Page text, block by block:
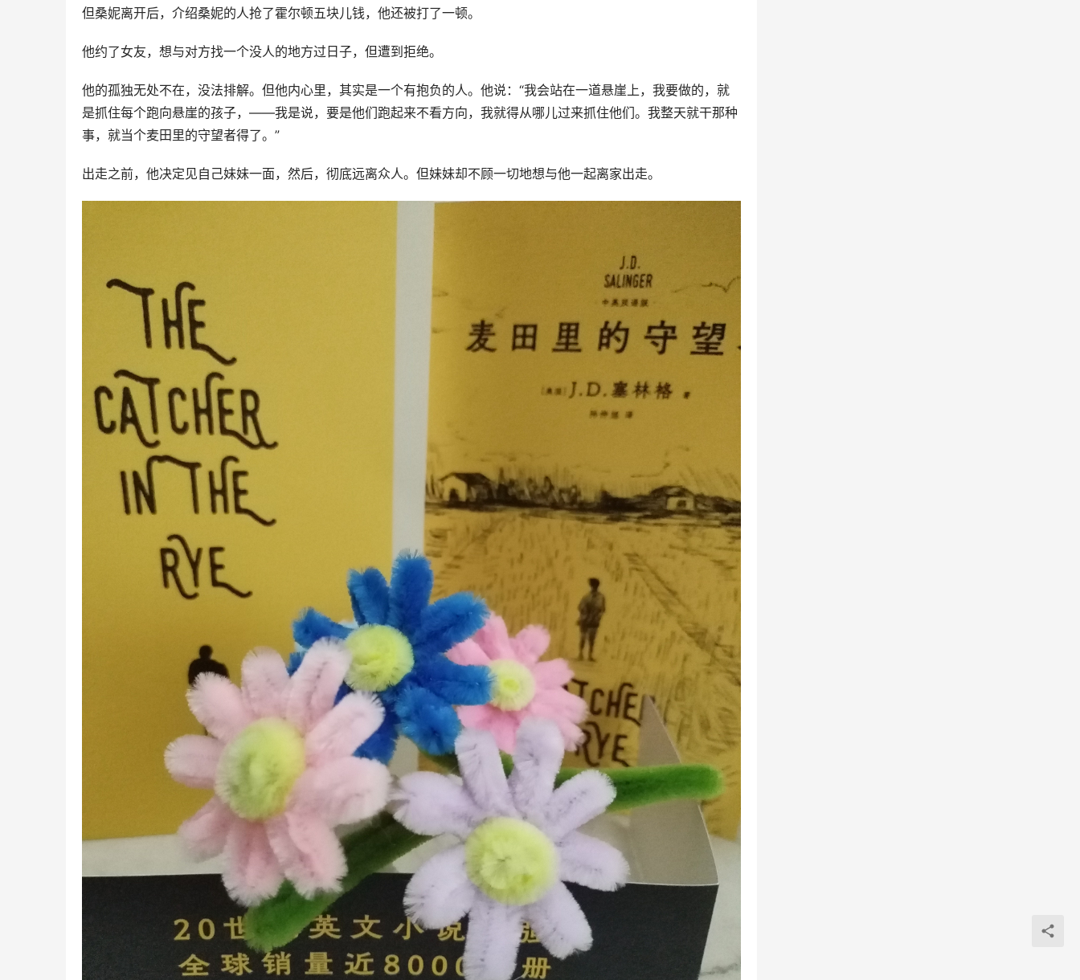
但桑妮离开后，介绍桑妮的人抢了霍尔顿五块儿钱，他还被打了一顿。
他约了女友，想与对方找一个没人的地方过日子，但遭到拒绝。
他的孤独无处不在，没法排解。但他内心里，其实是一个有抱负的人。他说：“我会站在一道悬崖上，我要做的，就
是抓住每个跑向悬崖的孩子，——我是说，要是他们跑起来不看方向，我就得从哪儿过来抓住他们。我整天就干那种
事，就当个麦田里的守望者得了。”
出走之前，他决定见自己妹妹一面，然后，彻底远离众人。但妹妹却不顾一切地想与他一起离家出走。